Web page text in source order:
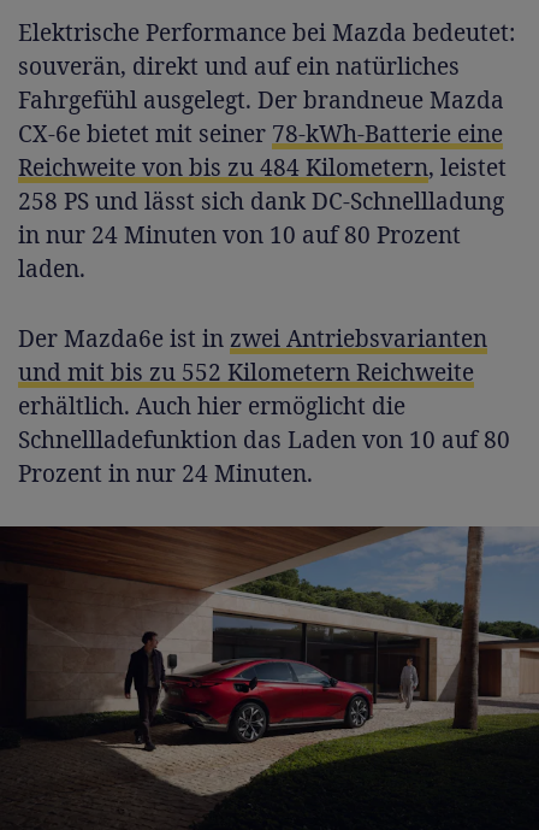
Elektrische Performance bei Mazda bedeutet:
souverän, direkt und auf ein natürliches
Fahrgefühl ausgelegt. Der brandneue Mazda
CX-6e bietet mit seiner 78-kWh-Batterie eine
Reichweite von bis zu 484 Kilometern, leistet
258 PS und lässt sich dank DC-Schnellladung
in nur 24 Minuten von 10 auf 80 Prozent
laden.
Der Mazda6e ist in zwei Antriebsvarianten
und mit bis zu 552 Kilometern Reichweite
erhältlich. Auch hier ermöglicht die
Schnellladefunktion das Laden von 10 auf 80
Prozent in nur 24 Minuten.